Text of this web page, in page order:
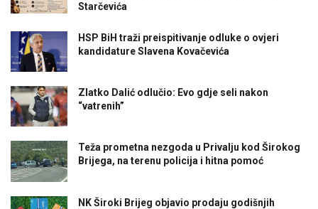
Starčevića
HSP BiH traži preispitivanje odluke o ovjeri
kandidature Slavena Kovačevića
Zlatko Dalić odlučio: Evo gdje seli nakon
“vatrenih”
Teža prometna nezgoda u Privalju kod Širokog
Brijega, na terenu policija i hitna pomoć
NK Široki Brijeg objavio prodaju godišnjih